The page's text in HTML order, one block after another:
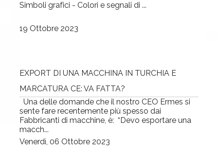
Simboli grafici - Colori e segnali di ...
19 Ottobre 2023
EXPORT DI UNA MACCHINA IN TURCHIA E
MARCATURA CE: VA FATTA?
Una delle domande che il nostro CEO Ermes si
sente fare recentemente più spesso dai
Fabbricanti di macchine, è: “Devo esportare una
macch...
Venerdì, 06 Ottobre 2023